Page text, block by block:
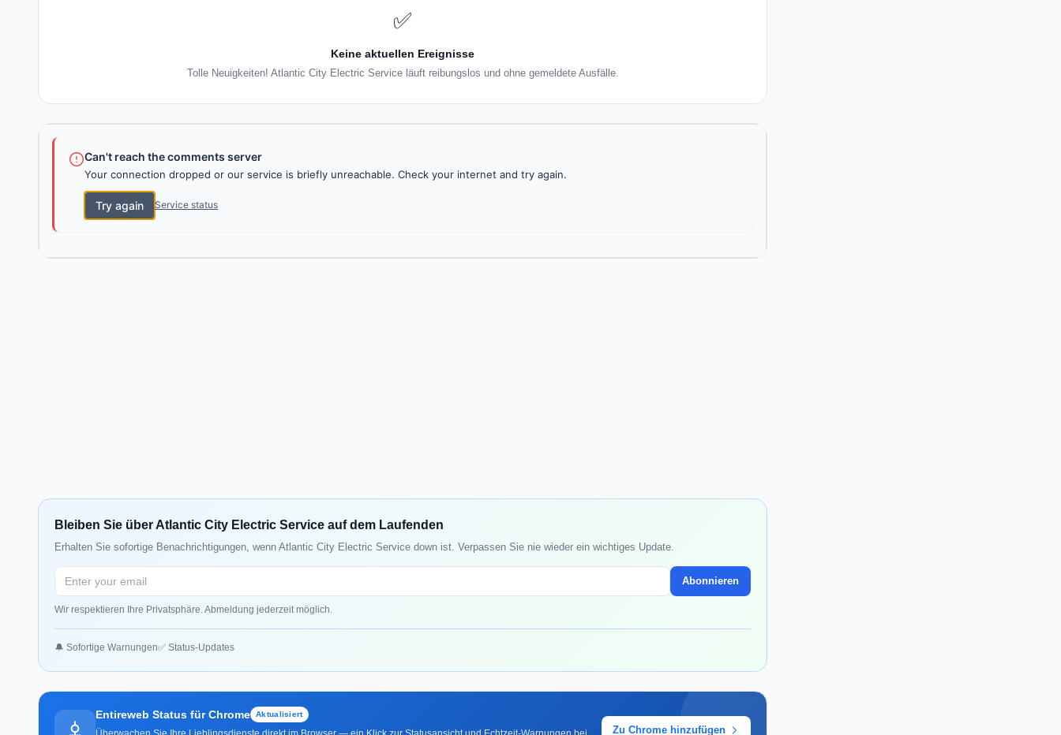
✅
Keine aktuellen Ereignisse
Tolle Neuigkeiten! Atlantic City Electric Service läuft reibungslos und ohne gemeldete Ausfälle.
Can't reach the comments server
Your connection dropped or our service is briefly unreachable. Check your internet and try again.
Try again Service status
Bleiben Sie über Atlantic City Electric Service auf dem Laufenden
Erhalten Sie sofortige Benachrichtigungen, wenn Atlantic City Electric Service down ist. Verpassen Sie nie wieder ein wichtiges Update.
Abonnieren
Wir respektieren Ihre Privatsphäre. Abmeldung jederzeit möglich.
🔔 Sofortige Warnungen✅ Status-Updates
Entireweb Status für Chrome Aktualisiert
Zu Chrome hinzufügen